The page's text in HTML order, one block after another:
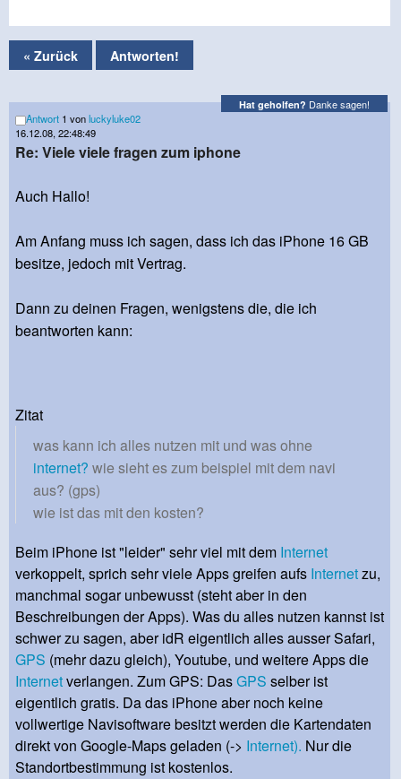
« Zurück Antworten!
Hat geholfen? Danke sagen!
Antwort 1 vonluckyluke02
16.12.08, 22:48:49
Re: Viele viele fragen zum iphone
Auch Hallo!
Am Anfang muss ich sagen, dass ich das iPhone 16 GB
besitze, jedoch mit Vertrag.
Dann zu deinen Fragen, wenigstens die, die ich
beantworten kann:
Zitat
was kann ich alles nutzen mit und was ohne
internet? wie sieht es zum beispiel mit dem navi
aus? (gps)
wie ist das mit den kosten?
Beim iPhone ist "leider" sehr viel mit dem Internet
verkoppelt, sprich sehr viele Apps greifen aufs Internetzu,
manchmal sogar unbewusst (steht aber in den
Beschreibungen der Apps). Was du alles nutzen kannst ist
schwer zu sagen, aber idR eigentlich alles ausser Safari,
GPS (mehr dazu gleich), Youtube, und weitere Apps die
Internetverlangen. Zum GPS: DasGPS selber ist
eigentlich gratis. Da das iPhone aber noch keine
vollwertige Navisoftware besitzt werden die Kartendaten
direkt von Google-Maps geladen (-> Internet). Nur die
Standortbestimmung ist kostenlos.